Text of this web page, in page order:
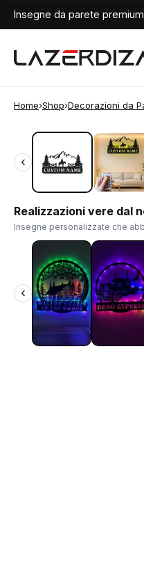
Insegne da parete
Home›Shop›Decorazioni da
‹
‹
Realizzazioni vere dal
Insegne personalizzate che
‹